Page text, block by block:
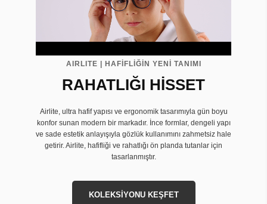
AIRLITE | HAFİFLİĞİN YENİ TANIMI
RAHATLIĞI HİSSET
Airlite, ultra hafif yapısı ve ergonomik tasarımıyla gün boyu
konfor sunan modern bir markadır. İnce formlar, dengeli yapı
ve sade estetik anlayışıyla gözlük kullanımını zahmetsiz hale
getirir. Airlite, hafifliği ve rahatlığı ön planda tutanlar için
tasarlanmıştır.
KOLEKSİYONU KEŞFET